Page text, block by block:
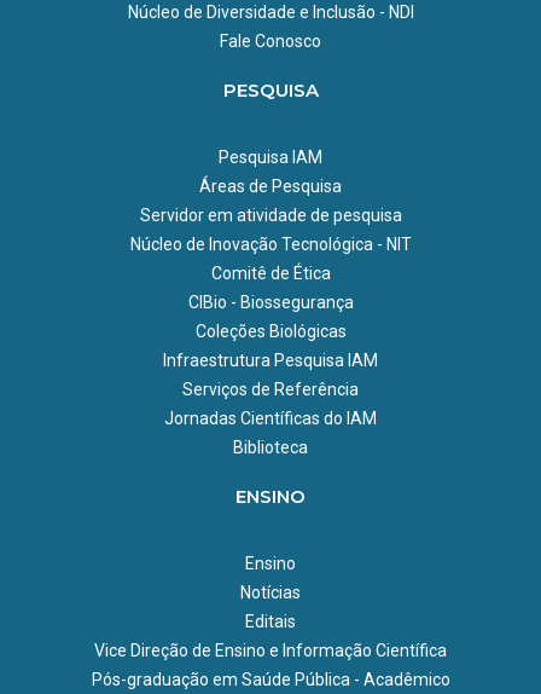
Núcleo de Diversidade e Inclusão - NDI
Fale Conosco
PESQUISA
Pesquisa IAM
Áreas de Pesquisa
Servidor em atividade de pesquisa
Núcleo de Inovação Tecnológica - NIT
Comitê de Ética
CIBio - Biossegurança
Coleções Biológicas
Infraestrutura Pesquisa IAM
Serviços de Referência
Jornadas Científicas do IAM
Biblioteca
ENSINO
Ensino
Notícias
Editais
Vice Direção de Ensino e Informação Científica
Pós-graduação em Saúde Pública - Acadêmico